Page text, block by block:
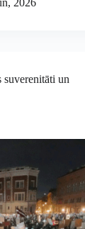
2026
suverenitāti un